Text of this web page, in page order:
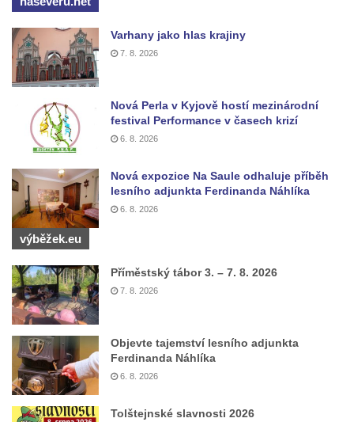
Hrob Antonína Kostky na hřbitově v Lužci
nad Vltavou
Vltavou
Hrob rodiny Zilcher na hřbitově v Hrobčicích
Hrob Antonína Svobody na hřbitově v
Dobříni
Hrob Václava Fujery na hřbitově v Dobříni
Hrob Jana Panského a Františka Friče na
hřbitově v Dobříni
Hrob rodiny Prosche na hřbitově v Lužici
Hrob rodiny Žemličkovy na hřbitově v Lužici
Hrob Emmy Veidl na hřbitově v Lužici
Varhany jako hlas krajiny
7. 8. 2026
Nová Perla v Kyjově hostí mezinárodní
festival Performance v časech krizí
6. 8. 2026
Nová expozice Na Saule odhaluje příběh
lesního adjunkta Ferdinanda Náhlíka
6. 8. 2026
výběžek.eu
Příměstský tábor 3. – 7. 8. 2026
7. 8. 2026
Objevte tajemství lesního adjunkta
Ferdinanda Náhlíka
6. 8. 2026
Tolštejnské slavnosti 2026